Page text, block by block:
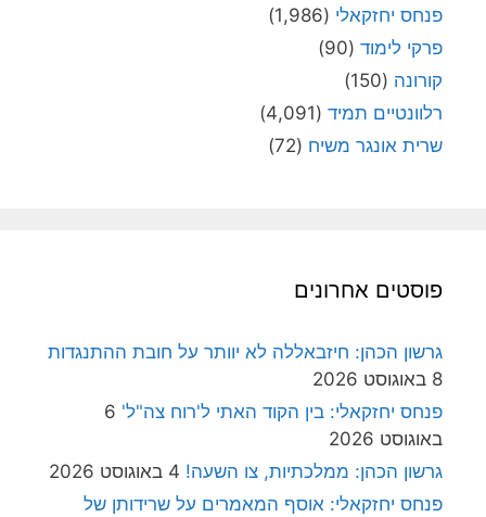
פנחס יחזקאלי (1,986)
פרקי לימוד (90)
קורונה (150)
רלוונטיים תמיד (4,091)
שרית אונגר משיח (72)
פוסטים אחרונים
גרשון הכהן: חיזבאללה לא יוותר על חובת ההתנגדות
8 באוגוסט 2026
פנחס יחזקאלי: בין הקוד האתי ל'רוח צה"ל' 6
באוגוסט 2026
גרשון הכהן: ממלכתיות, צו השעה! 4 באוגוסט 2026
פנחס יחזקאלי: אוסף המאמרים על שרידותן של